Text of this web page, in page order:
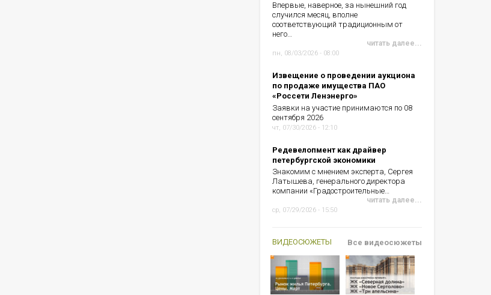
Впервые, наверное, за нынешний год
случился месяц, вполне
соответствующий традиционным от
него…
читать далее...
пн, 08/03/2026 - 08:00
Извещение о проведении аукциона
по продаже имущества ПАО
«Россети Ленэнерго»
Заявки на участие принимаются по 08
сентября 2026
чт, 07/30/2026 - 12:10
Редевелопмент как драйвер
петербургской экономики
Знакомим с мнением эксперта, Сергея
Латышева, генерального директора
компании «Градостроительные…
читать далее...
ср, 07/29/2026 - 15:50
ВИДЕОСЮЖЕТЫ Все видеосюжеты